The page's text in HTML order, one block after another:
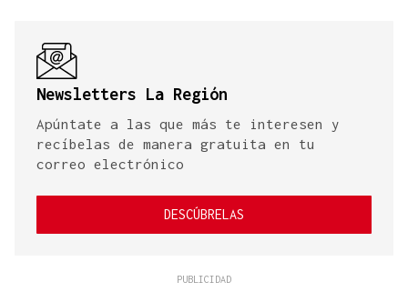
Newsletters La Región
Apúntate a las que más te interesen y
recíbelas de manera gratuita en tu
correo electrónico
DESCÚBRELAS